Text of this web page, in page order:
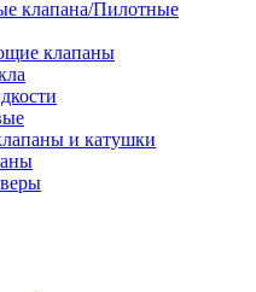
клапана/Пилотные
клапаны
и катушки